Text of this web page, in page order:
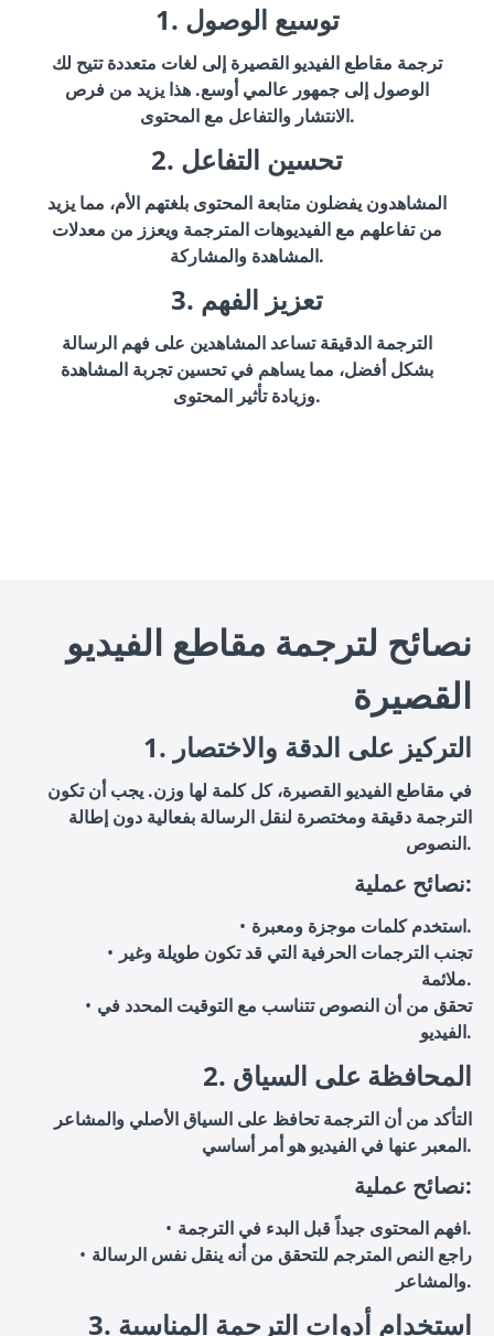
1. توسيع الوصول
ترجمة مقاطع الفيديو القصيرة إلى لغات متعددة تتيح لك
الوصول إلى جمهور عالمي أوسع. هذا يزيد من فرص
الانتشار والتفاعل مع المحتوى.
2. تحسين التفاعل
المشاهدون يفضلون متابعة المحتوى بلغتهم الأم، مما يزيد
من تفاعلهم مع الفيديوهات المترجمة ويعزز من معدلات
المشاهدة والمشاركة.
3. تعزيز الفهم
الترجمة الدقيقة تساعد المشاهدين على فهم الرسالة
بشكل أفضل، مما يساهم في تحسين تجربة المشاهدة
وزيادة تأثير المحتوى.
نصائح لترجمة مقاطع الفيديو
القصيرة
1. التركيز على الدقة والاختصار
في مقاطع الفيديو القصيرة، كل كلمة لها وزن. يجب أن تكون
الترجمة دقيقة ومختصرة لنقل الرسالة بفعالية دون إطالة
النصوص.
نصائح عملية:
استخدم كلمات موجزة ومعبرة.
تجنب الترجمات الحرفية التي قد تكون طويلة وغير
ملائمة.
تحقق من أن النصوص تتناسب مع التوقيت المحدد في
الفيديو.
2. المحافظة على السياق
التأكد من أن الترجمة تحافظ على السياق الأصلي والمشاعر
المعبر عنها في الفيديو هو أمر أساسي.
نصائح عملية:
افهم المحتوى جيداً قبل البدء في الترجمة.
راجع النص المترجم للتحقق من أنه ينقل نفس الرسالة
والمشاعر.
3. استخدام أدوات الترجمة المناسبة